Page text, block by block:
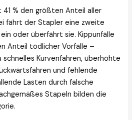
% den größten Anteil aller
fährt der Stapler eine zweite
oder überfährt sie. Kippunfälle
Anteil tödlicher Vorfälle –
schnelles Kurvenfahren, überhöhte
und fehlende
Lasten durch falsche
Stapeln bilden die